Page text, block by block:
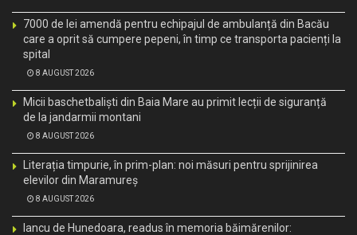
7000 de lei amendă pentru echipajul de ambulanță din Bacău
care a oprit să cumpere pepeni, în timp ce transporta pacienți la
spital
8 AUGUST 2026
Micii baschetbaliști din Baia Mare au primit lecții de siguranță
de la jandarmii montani
8 AUGUST 2026
Literația timpurie, în prim-plan: noi măsuri pentru sprijinirea
elevilor din Maramureș
8 AUGUST 2026
Iancu de Hunedoara, readus în memoria băimărenilor: